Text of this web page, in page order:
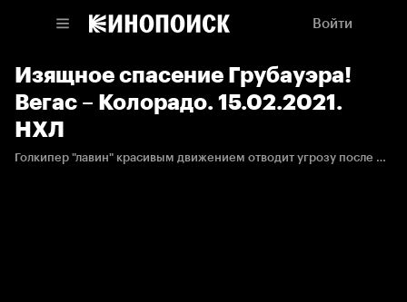
Войти
Изящное спасение Грубауэра!
Вегас – Колорадо. 15.02.2021.
НХЛ
Голкипер "лавин" красивым движением отводит угрозу после броска от синей линии.